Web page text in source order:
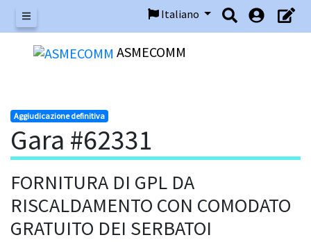
Menu
Italiano
ASMECOMM
Aggiudicazione definitiva
Gara #62331
FORNITURA DI GPL DA
RISCALDAMENTO CON COMODATO
GRATUITO DEI SERBATOI